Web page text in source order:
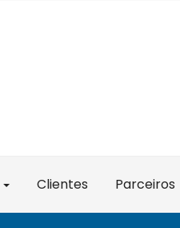
Clientes Parceiros